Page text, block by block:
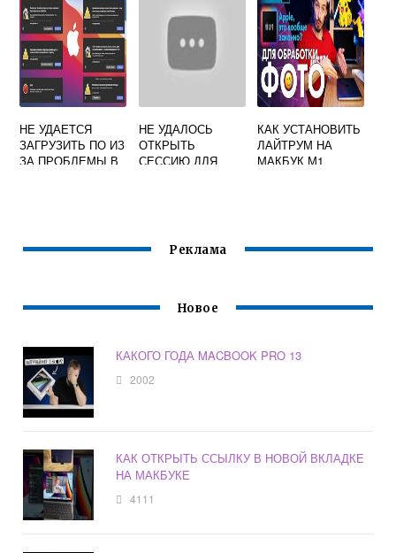
НЕ УДАЕТСЯ
ЗАГРУЗИТЬ ПО ИЗ
ЗА ПРОБЛЕМЫ В
НЕ УДАЛОСЬ
ОТКРЫТЬ
СЕССИЮ ДЛЯ
КАК УСТАНОВИТЬ
ЛАЙТРУМ НА
МАКБУК М1
Реклама
Новое
КАКОГО ГОДА MACBOOK PRO 13
2002
КАК ОТКРЫТЬ ССЫЛКУ В НОВОЙ ВКЛАДКЕ
НА МАКБУКЕ
4111